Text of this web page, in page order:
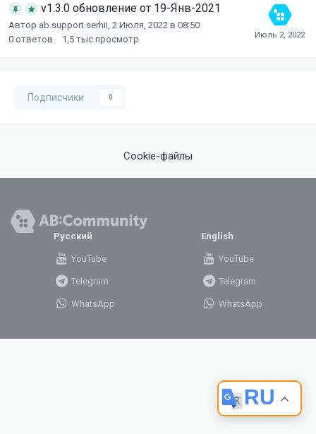
v1.3.0 обновление от 19-Янв-2021
Автор ab.support.serhii, 2 Июля, 2022 в 08:50
0 ответов 1,5 тыс просмотр
Подписчики 0
Cookie-файлы
RU
Русский
YouTube
Telegram
WhatsApp
English
YouTube
Telegram
WhatsApp